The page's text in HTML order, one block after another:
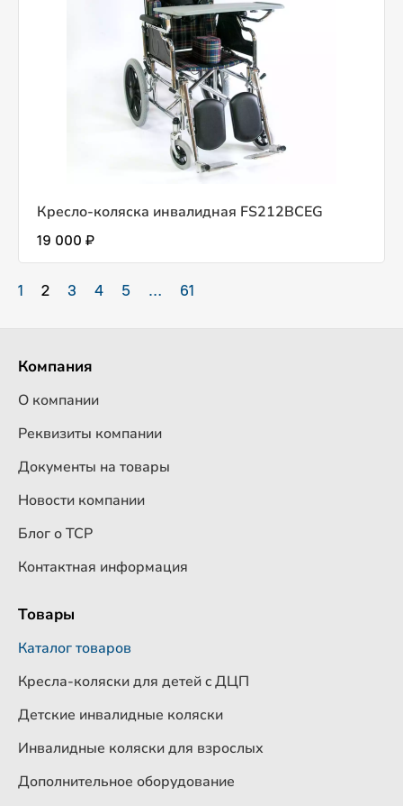
Кресло-коляска инвалидная FS212BCEG
19 000 ₽
1 2 3 4 5 … 61
Компания
О компании
Реквизиты компании
Документы на товары
Новости компании
Блог о ТСР
Контактная информация
Товары
Каталог товаров
Кресла-коляски для детей c ДЦП
Детские инвалидные коляски
Инвалидные коляски для взрослых
Дополнительное оборудование